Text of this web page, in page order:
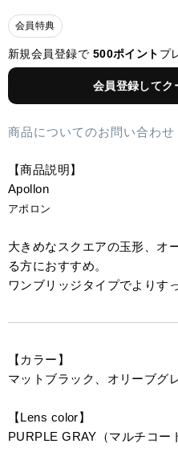
会員特典
新規会員登録で 500ポイント プ
会員登録してク
商品についてのお問い合わせ
【商品説明】
Apollon
アポロン
大きめなスクエアの玉形、オ
る方におすすめ。
ワンブリッジタイプでよりす
【カラー】
マットブラック、オリーブグ
【Lens color】
PURPLE GRAY（マルチコー